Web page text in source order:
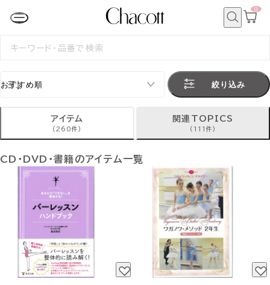
カ
0
検
絞り込み
アイテム
(260件)
関連TOPICS
(111件)
CD・DVD・書籍のアイテム一覧